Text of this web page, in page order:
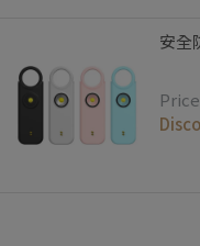
安全
Price